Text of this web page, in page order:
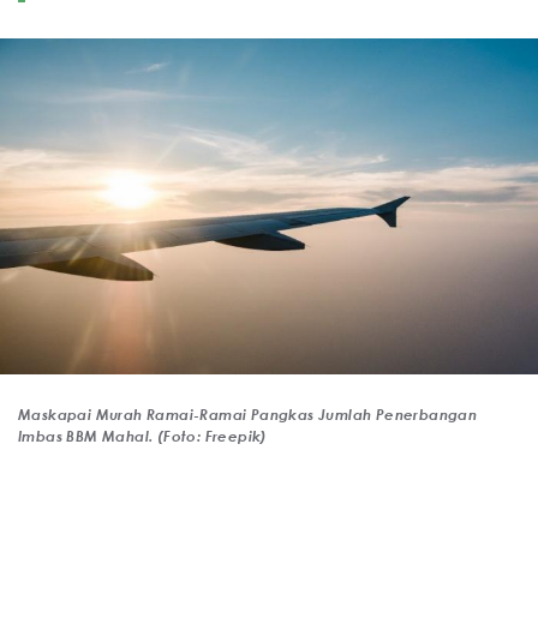
Maskapai Murah Ramai-Ramai Pangkas Jumlah Penerbangan
Imbas BBM Mahal. (Foto: Freepik)